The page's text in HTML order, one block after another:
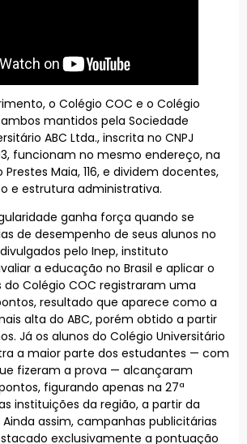
o Colégio COC e o Colégio
ambos mantidos pela Sociedade
ABC Ltda., inscrita no CNPJ
funcionam no mesmo endereço, na
Maia, 116, e dividem docentes,
e estrutura administrativa.
ganha força quando se
de desempenho de seus alunos no
pelo Inep, instituto
a educação no Brasil e aplicar o
do Colégio COC registraram uma
resultado que aparece como a
alta do ABC, porém obtido a partir
Já os alunos do Colégio Universitário
a maior parte dos estudantes — com
fizeram a prova — alcançaram
figurando apenas na 27ª
instituições da região, a partir da
assim, campanhas publicitárias
exclusivamente a pontuação